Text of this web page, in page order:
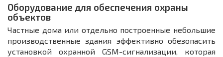
Оборудование для обеспечения охраны
объектов
Частные дома или отдельно построенные небольшие
производственные здания эффективно обезопасить
установкой охранной GSM-сигнализации, которая